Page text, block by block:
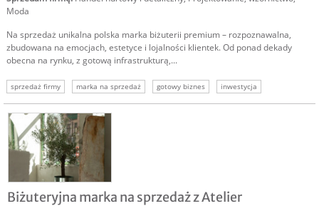
Moda
Na sprzedaż unikalna polska marka biżuterii premium – rozpoznawalna,
zbudowana na emocjach, estetyce i lojalności klientek. Od ponad dekady
obecna na rynku, z gotową infrastrukturą,...
sprzedaż firmy marka na sprzedaż gotowy biznes
inwestycja
biznes online
d2c ecommerce
Biżuteryjna marka na sprzedaż z Atelier